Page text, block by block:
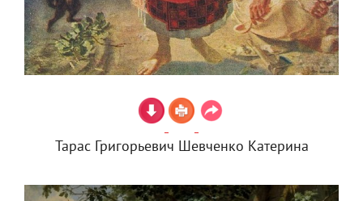
Тарас Григорьевич Шевченко Катерина